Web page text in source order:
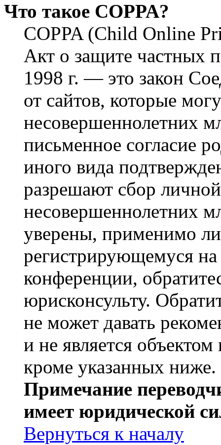
Что такое COPPA?
COPPA (Child Online
Акт о защите частных
1998 г. — это закон
от сайтов, которые
несовершеннолетних
письменное согласие
иного вида
разрешают сбор
несовершеннолетних
уверены, применимо
регистрирующемуся
конференции,
юрисконсульту.
не может давать
и не является
кроме указанных ниже.
Примечание
имеет юридической
Вернуться к началу